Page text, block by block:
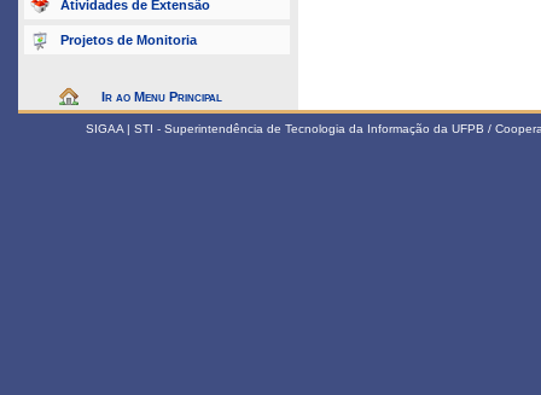
Atividades de Extensão
Projetos de Monitoria
Ir ao Menu Principal
SIGAA | STI - Superintendência de Tecnologia da Informação da UFPB /